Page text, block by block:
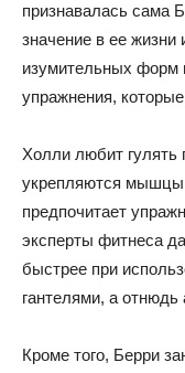
признавалась сама
значение в ее жизни
изумительных форм
упражнения,
Холли любит гулять
укрепляются мышцы
предпочитает
эксперты фитнеса
быстрее при
гантелями, а отнюдь
Кроме того, Берри